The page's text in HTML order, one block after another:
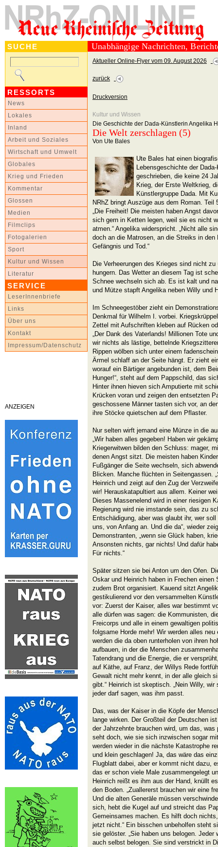
SUCHE
RESSORTS
News
Lokales
Inland
Arbeit und Soziales
Wirtschaft und Umwelt
Globales
Krieg und Frieden
Kommentar
Glossen
Medien
Filmclips
Fotogalerien
Sport
Kultur und Wissen
Literatur
SERVICE
LeserInnenbriefe
Links
Über uns
Kontakt
Impressum/Datenschutz
ANZEIGEN
Unabhängige Nachrichten,
Aktueller Online-Flyer vom 09. August 2026
zurück
Druckversion
Kultur und Wissen
Die Geschichte der Dada-Künstlerin Angelika
Die Welt zerschlagen (5)
Von Ute Bales
Ute Bales hat einen
Lebensgeschichte der
geschrieben, die keine 24
Krieg, der Erste Weltkrieg,
Künstlergruppe Dada. Mit
NRhZ bringt Auszüge aus dem Roman.
„Die Freiheit! Die meisten haben Angst
sich gern in Ketten legen, weil sie es nicht
atmen.“ Angelika widerspricht. „Nicht alle
doch an die Matrosen, an die Streiks in
Gefängnis und Tod.“
Die Verheerungen des Krieges sind nicht
hungern. Das Wetter an diesem Tag ist
Schnee wechseln sich ab. Es ist kalt und
und Mütze stapft Angelika neben Willy und
Im Schneegestöber zieht ein
Denkmal für Wilhelm I. vorbei.
Zettel mit Aufschriften kleben auf Rücken
„Der Dank des Vaterlands! Millionen Tote
wir nichts als lästige, bettelnde
Rippen wölben sich unter einem
Ärmel schlaff an der Seite hängt. Er zieht
worauf ein Bärtiger angebunden ist, dem
Hunger!“, steht auf dem Pappschild, das
Hinter ihnen hieven sich Amputierte mit
Krücken voran und zeigen den entsetzten
geschossene Männer tasten sich vor, an
ihre Stöcke quietschen auf dem Pflaster.
Nur selten wirft jemand eine Münze in die
„Wir haben alles gegeben! Haben wir
Kriegerwitwen bilden den Schluss: mager,
denen Angst sitzt. Die meisten haben
Fußgänger die Seite wechseln, sich
Blicken. Manche flüchten in Seitengassen.
Heinrich und zeigt auf den Zug der
wir! Herauskatapultiert aus allem. Keiner
Dieses Massenelend wird in einer riesigen
Regierung wird nie imstande sein, das zu
Entschädigung, aber was glaubt ihr, wer
uns, von Anfang an. Und die da“, wieder
Demonstranten, „wenn sie Glück haben,
Ansonsten nichts, gar nichts! Und dafür
Für nichts.“
Später sitzen sie bei Anton um den Ofen.
Oskar und Heinrich haben in Frechen
zudem Brot organisiert. Kauend sitzt
gestikulierend vor den versammelten
vor: Zuerst der Kaiser, alles war bestimmt
alle dürfen was sagen: die Kommunisten,
Freicorps und alle in einem gewaltigen
folgsame Horde mehr! Wir werden alles
werden die da oben runterholen von ihren
aufbauen, in der die Menschen
Tatendrang und die Energie, die er
auf Käthe, auf Franz, der Willys Rede
Gewalt nicht mehr kennt, in der alle gleich
gibt.“ Heinrich ist skeptisch. „Nein Willy,
jeder darf sagen, was ihm passt.
Das, was der Kaiser in die Köpfe der
lange wirken. Der Großteil der Deutschen
der Jahrzehnte brauchen wird, um das,
seht doch, wie sie sich inzwischen sogar
werden wieder in die nächste Katastrophe
und klein geschlagen! Ja, das wäre das
Flugblatt dabei, aber er kommt nicht dazu,
das er schon viele Male zusammengelegt
Heinrich reißt es ihm aus der Hand, knüllt
den Boden. „Zuallererst brauchen wir eine
Und die alten Generäle müssen
sich, hebt die Kugel auf und streicht das
Gemeinsames machen. Es hilft doch
jetzt nicht.“ Ein bisschen unbeholfen steht
sie gelöster. „Sie haben uns belogen.
auch selbst belogen. Sie sind verstrickt in